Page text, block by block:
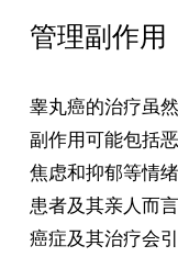
管理副作用
睾丸癌的治疗虽
副作用可能包括
焦虑和抑郁等情
患者及其亲人而
癌症及其治疗会